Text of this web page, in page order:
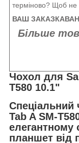
терміново? Щоб не
ВАШ
Більше
Чохол для
T580 10.1"
Спеціальний
Tab A SM-
елегантному
планшет від